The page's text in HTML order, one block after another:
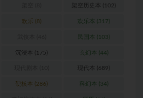
架空历史本 (102)
欢乐 (8) 欢乐本 (317)
民国本 (103)
沉浸本 (175) 玄幻本 (44)
现代本 (689)
硬核本 (286) 科幻本 (34)